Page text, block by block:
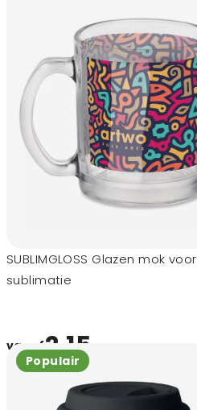
SUBLIMGLOSS Glazen mok voor
sublimatie
vanaf2,15
Populair